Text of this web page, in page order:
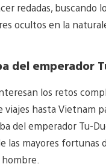
redadas, buscando
ocultos en la
del emperador
los retos
viajes hasta Vietnam
del emperador Tu-
las mayores fortunas